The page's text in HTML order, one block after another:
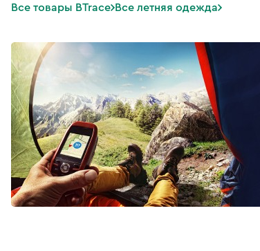
Все товары BTrace Все летняя одежда